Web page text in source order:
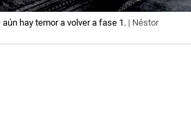
aún hay temor a volver a fase 1. | Néstor